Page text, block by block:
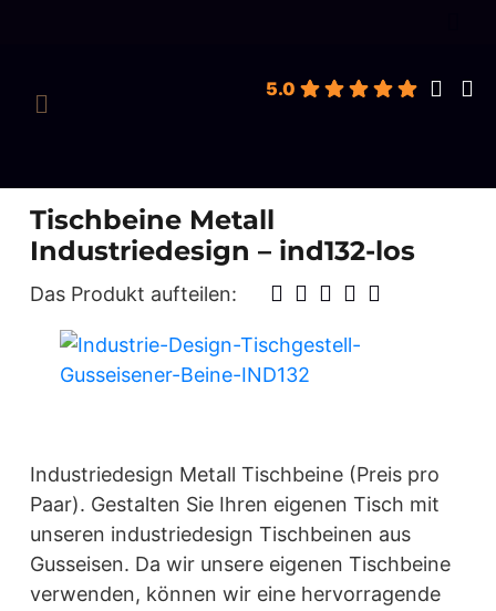
5.0
Tischbeine Metall
Industriedesign – ind132-los
Das Produkt aufteilen:
Industriedesign Metall Tischbeine (Preis pro
Paar). Gestalten Sie Ihren eigenen Tisch mit
unseren industriedesign Tischbeinen aus
Gusseisen. Da wir unsere eigenen Tischbeine
verwenden, können wir eine hervorragende